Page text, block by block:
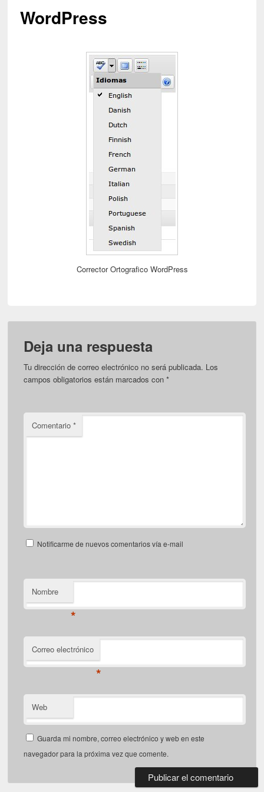
WordPress
Corrector Ortografico WordPress
Deja una respuesta
Tu dirección de correo electrónico no será publicada. Los
campos obligatorios están marcados con*
Comentario*
Notificarme de nuevos comentarios vía e-mail
Nombre
*
Correo electrónico
*
Web
Guarda mi nombre, correo electrónico y web en este
navegador para la próxima vez que comente.